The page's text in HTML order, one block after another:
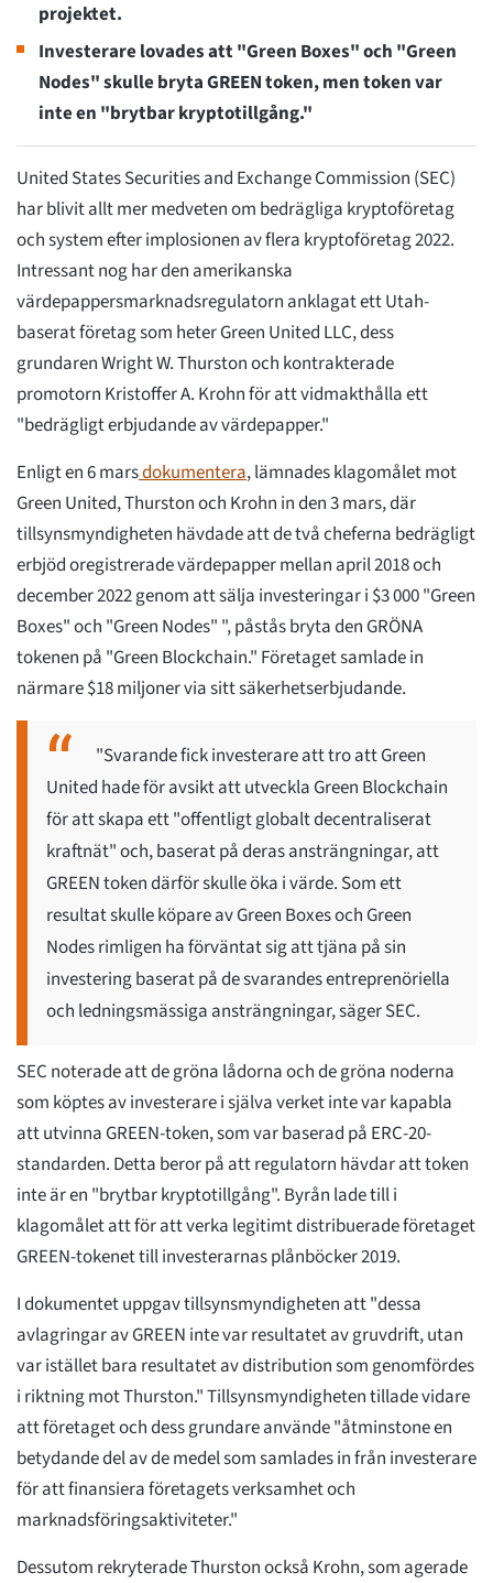
projektet.
Investerare lovades att "Green Boxes" och "Green
Nodes" skulle bryta GREEN token, men token var
inte en "brytbar kryptotillgång."
United States Securities and Exchange Commission (SEC)
har blivit allt mer medveten om bedrägliga kryptoföretag
och system efter implosionen av flera kryptoföretag 2022.
Intressant nog har den amerikanska
värdepappersmarknadsregulatorn anklagat ett Utah-
baserat företag som heter Green United LLC, dess
grundaren Wright W. Thurston och kontrakterade
promotorn Kristoffer A. Krohn för att vidmakthålla ett
"bedrägligt erbjudande av värdepapper."
Enligt en 6 marsdokumentera, lämnades klagomålet mot
Green United, Thurston och Krohn in den 3 mars, där
tillsynsmyndigheten hävdade att de två cheferna bedrägligt
erbjöd oregistrerade värdepapper mellan april 2018 och
december 2022 genom att sälja investeringar i $3 000 "Green
Boxes" och "Green Nodes" ", påstås bryta den GRÖNA
tokenen på "Green Blockchain." Företaget samlade in
närmare $18 miljoner via sitt säkerhetserbjudande.
"Svarande fick investerare att tro att Green
United hade för avsikt att utveckla Green Blockchain
för att skapa ett "offentligt globalt decentraliserat
kraftnät" och, baserat på deras ansträngningar, att
GREEN token därför skulle öka i värde. Som ett
resultat skulle köpare av Green Boxes och Green
Nodes rimligen ha förväntat sig att tjäna på sin
investering baserat på de svarandes entreprenöriella
och ledningsmässiga ansträngningar, säger SEC.
SEC noterade att de gröna lådorna och de gröna noderna
som köptes av investerare i själva verket inte var kapabla
att utvinna GREEN-token, som var baserad på ERC-20-
standarden. Detta beror på att regulatorn hävdar att token
inte är en "brytbar kryptotillgång". Byrån lade till i
klagomålet att för att verka legitimt distribuerade företaget
GREEN-tokenet till investerarnas plånböcker 2019.
I dokumentet uppgav tillsynsmyndigheten att "dessa
avlagringar av GREEN inte var resultatet av gruvdrift, utan
var istället bara resultatet av distribution som genomfördes
i riktning mot Thurston." Tillsynsmyndigheten tillade vidare
att företaget och dess grundare använde "åtminstone en
betydande del av de medel som samlades in från investerare
för att finansiera företagets verksamhet och
marknadsföringsaktiviteter."
Dessutom rekryterade Thurston också Krohn, som agerade